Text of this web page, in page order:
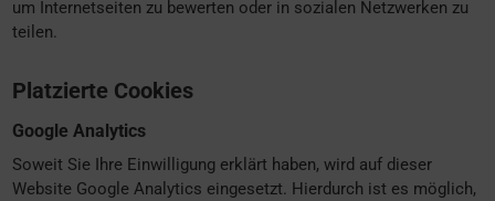
um Internetseiten zu bewerten oder in sozialen Netzwerken zu
teilen.
Platzierte Cookies
Google Analytics
Soweit Sie Ihre Einwilligung erklärt haben, wird auf dieser
Website Google Analytics eingesetzt. Hierdurch ist es möglich,